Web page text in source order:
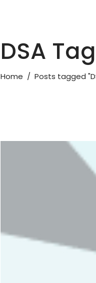
DSA Tag
Home / Posts tagged